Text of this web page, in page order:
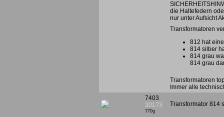
die Haltefedern
nur unter Aufsicht
Transformatoren
812 hat
814 silber
814 grau
814 grau
Transformatoren
Immer alle
7403
30173
770g
Transformator 814